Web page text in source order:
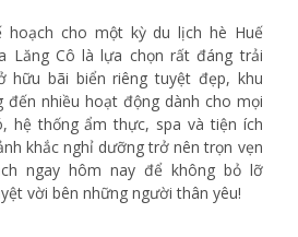
hoạch cho một kỳ du lịch hè Huế
Lăng Cô là lựa chọn rất đáng trải
hữu bãi biển riêng tuyệt đẹp, khu
đến nhiều hoạt động dành cho mọi
hệ thống ẩm thực, spa và tiện ích
khắc nghỉ dưỡng trở nên trọn vẹn
ngay hôm nay để không bỏ lỡ
vời bên những người thân yêu!